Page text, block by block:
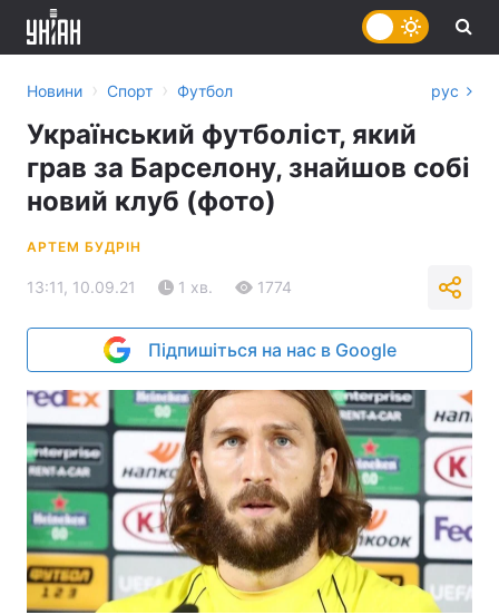
Новини › Спорт › Футбол рус
Український футболіст, який
грав за Барселону, знайшов собі
новий клуб (фото)
АРТЕМ БУДРІН
13:11, 10.09.21 1 хв. 1774
Підпишіться на нас в Google